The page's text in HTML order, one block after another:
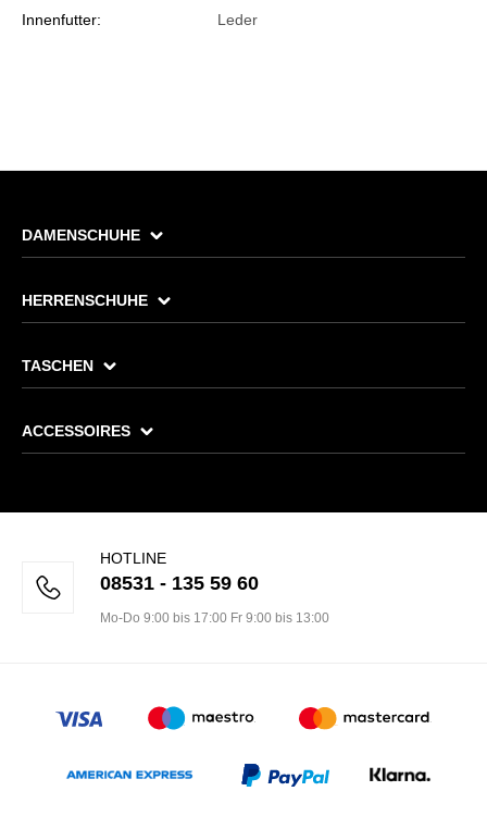
Innenfutter: Leder
DAMENSCHUHE
HERRENSCHUHE
TASCHEN
ACCESSOIRES
HOTLINE
08531 - 135 59 60
Mo-Do 9:00 bis 17:00 Fr 9:00 bis 13:00